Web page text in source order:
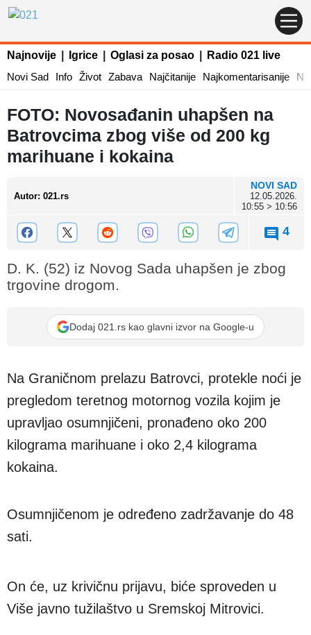
Najnovije Igrice Oglasi za posao
Radio 021 live
Novi Sad
Info Život Zabava Najčitanije Najkomentarisanije
FOTO: Novosađanin uhapšen na
Batrovcima zbog više od 200 kg
marihuane i kokaina
Autor: 021.rs
NOVI SAD
12.05.2026.
10:55 > 10:56
4
D. K. (52) iz Novog Sada uhapšen je zbog
trgovine drogom.
Dodaj 021.rs kao glavni izvor na Google-u
Na Graničnom prelazu Batrovci, protekle noći je
pregledom teretnog motornog vozila kojim je
upravljao osumnjičeni, pronađeno oko 200
kilograma marihuane i oko 2,4 kilograma
kokaina.
Osumnjičenom je određeno zadržavanje do 48
sati.
On će, uz krivičnu prijavu, biće sproveden u
Više javno tužilaštvo u Sremskoj Mitrovici.